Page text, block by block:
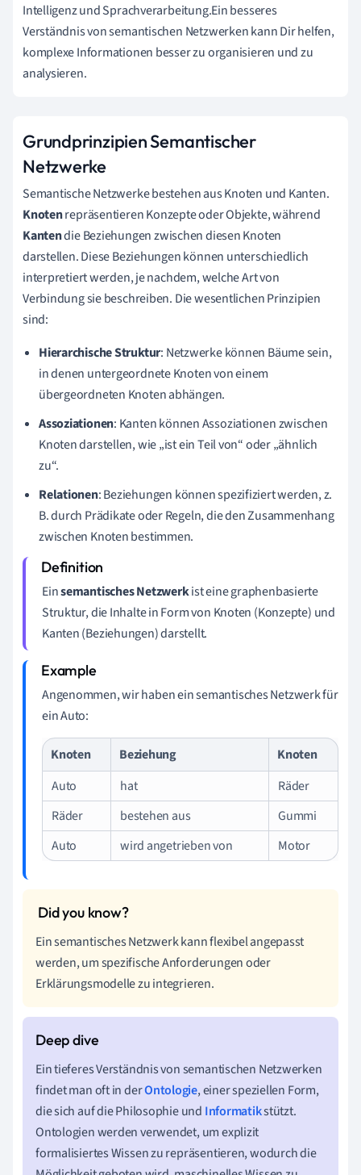
Intelligenz und Sprachverarbeitung.Ein besseres
Verständnis von semantischen Netzwerken kann Dir helfen,
komplexe Informationen besser zu organisieren und zu
analysieren.
Grundprinzipien Semantischer
Netzwerke
Semantische Netzwerke bestehen aus Knoten und Kanten.
Knotenrepräsentieren Konzepte oder Objekte, während
Kantendie Beziehungen zwischen diesen Knoten
darstellen. Diese Beziehungen können unterschiedlich
interpretiert werden, je nachdem, welche Art von
Verbindung sie beschreiben. Die wesentlichen Prinzipien
sind:
Hierarchische Struktur: Netzwerke können Bäume sein,
in denen untergeordnete Knoten von einem
übergeordneten Knoten abhängen.
Assoziationen: Kanten können Assoziationen zwischen
Knoten darstellen, wie „ist ein Teil von“ oder „ähnlich
zu“.
Relationen: Beziehungen können spezifiziert werden, z.
B. durch Prädikate oder Regeln, die den Zusammenhang
zwischen Knoten bestimmen.
Einsemantisches Netzwerkist eine graphenbasierte
Struktur, die Inhalte in Form von Knoten (Konzepte) und
Kanten (Beziehungen) darstellt.
Angenommen, wir haben ein semantisches Netzwerk für
ein Auto:
Knoten Beziehung
Knoten
Auto
hat
Räder
Räder
bestehen aus
Gummi
Auto
wird angetrieben von Motor
Ein semantisches Netzwerk kann flexibel angepasst
werden, um spezifische Anforderungen oder
Erklärungsmodelle zu integrieren.
Ein tieferes Verständnis von semantischen Netzwerken
findet man oft in derOntologie, einer speziellen Form,
die sich auf die Philosophie und Informatikstützt.
Ontologien werden verwendet, um explizit
formalisiertes Wissen zu repräsentieren, wodurch die